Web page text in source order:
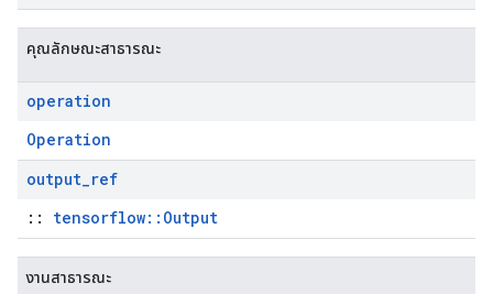
คุณลักษณะสาธารณะ
operation
Operation
output_ref
:: tensorflow::Output
งานสาธารณะ